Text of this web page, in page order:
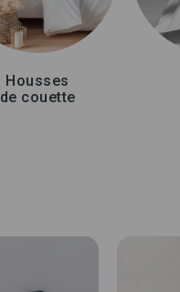
Housses
de couette